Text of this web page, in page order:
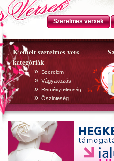
Szerelmes versek
Kiemelt szerelmes vers
kategóriák
» Szerelem
» Vágyakozás
» Reménytelenség
» Õszinteség